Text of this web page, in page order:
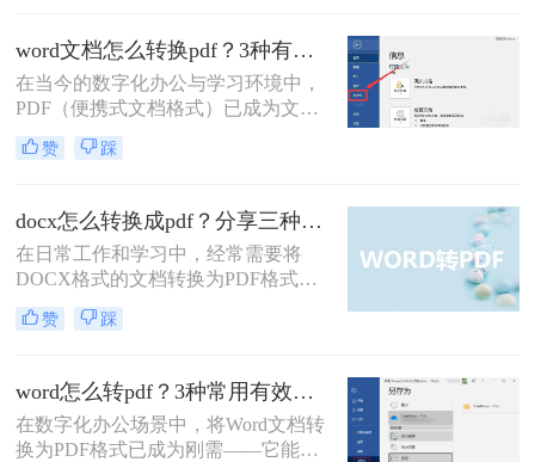
word文档怎么转换pdf？3种有效方法详解！
在当今的数字化办公与学习环境中，
PDF（便携式文档格式）已成为文件
分发、打印和归档的事实标准。它能
够完美保留原始文档的格式、字体和
效果都完全一致。相比之下，Word文
档则可能因软件版本、字体缺失或设
置差异而出现排版错乱。因此，将
Word文档转换为PDF是一项高频且至
关重要的技能。那么word文档怎么转
换pdf呢？
赞 踩
docx怎么转换成pdf？分享三种常见转换方法！
在日常工作和学习中，经常需要将
DOCX格式的文档转换为PDF格式，
以确保在不同设备和软件上的格式一
致性。那么docx怎么转换成pdf呢？本
方法。
赞 踩
word怎么转pdf？3种常用有效方法！
在数字化办公场景中，将Word文档转
换为PDF格式已成为刚需——它能确